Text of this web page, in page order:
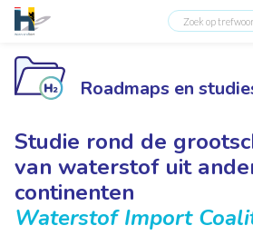
Roadmaps en
Studie rond de
van waterstof uit
continenten
Waterstof Import